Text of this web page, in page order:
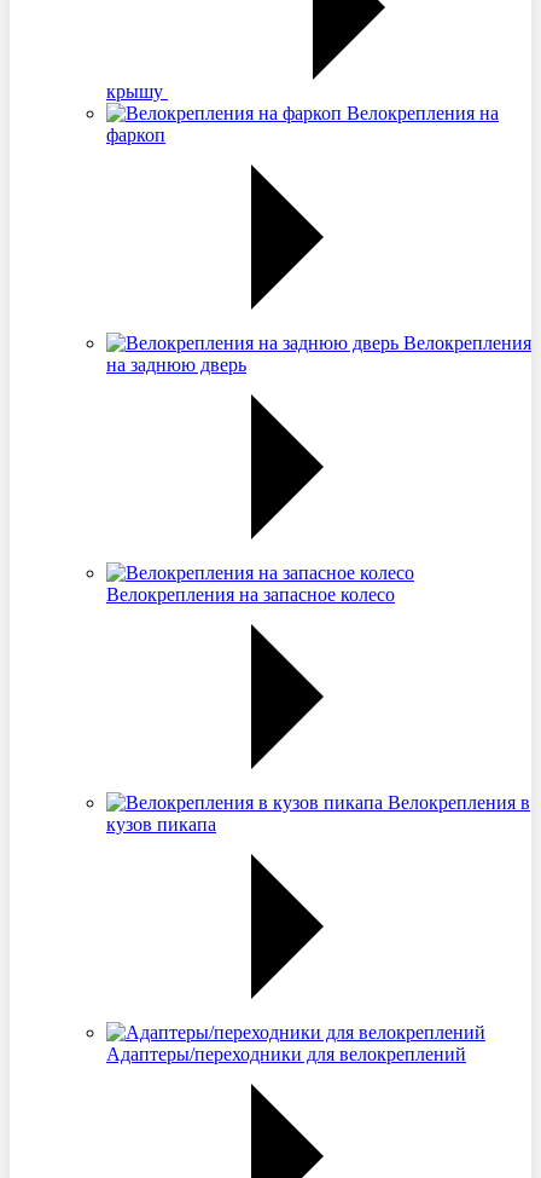
крышу
Велокрепления на
фаркоп
Велокрепления
на заднюю дверь
Велокрепления на запасное колесо
Велокрепления в
кузов пикапа
Адаптеры/переходники для велокреплений